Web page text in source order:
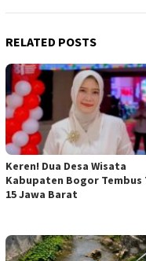
RELATED POSTS
Keren! Dua Desa Wisata
Kabupaten Bogor Tembus
15 Jawa Barat